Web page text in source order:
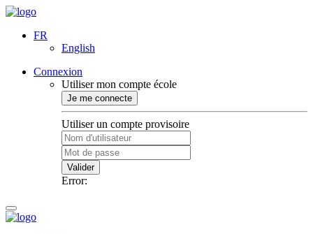
FR
English
Connexion
Utiliser mon compte école
Je me connecte
Utiliser un compte provisoire
Valider
Error: